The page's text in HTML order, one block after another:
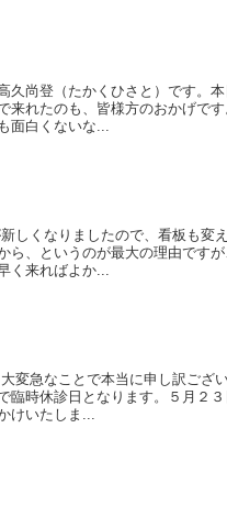
久尚登（たかくひさと）です。
れたのも、皆様方のおかげです
面白くないな...
しくなりましたので、看板も変
、というのが最大の理由です
く来ればよか...
変急なことで本当に申し訳ござ
臨時休診日となります。５月２
けいたしま...